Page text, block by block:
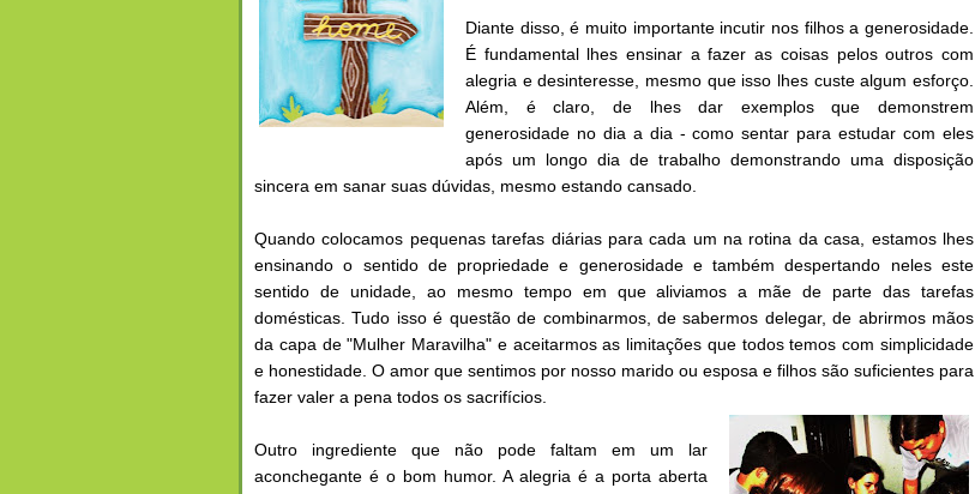
Diante disso, é muito importante incutir nos filhos a generosidade.
É fundamental lhes ensinar a fazer as coisas pelos outros com
alegria e desinteresse, mesmo que isso lhes custe algum esforço.
Além, é claro, de lhes dar exemplos que demonstrem
generosidade no dia a dia - como sentar para estudar com eles
após um longo dia de trabalho demonstrando uma disposição
sincera em sanar suas dúvidas, mesmo estando cansado.
Quando colocamos pequenas tarefas diárias para cada um na rotina da casa, estamos lhes
ensinando o sentido de propriedade e generosidade e também despertando neles este
sentido de unidade, ao mesmo tempo em que aliviamos a mãe de parte das tarefas
domésticas. Tudo isso é questão de combinarmos, de sabermos delegar, de abrirmos mãos
da capa de "Mulher Maravilha" e aceitarmos as limitações que todos temos com simplicidade
e honestidade. O amor que sentimos por nosso marido ou esposa e filhos são suficientes para
fazer valer a pena todos os sacrifícios.
Outro ingrediente que não pode faltam em um lar
aconchegante é o bom humor. A alegria é a porta aberta